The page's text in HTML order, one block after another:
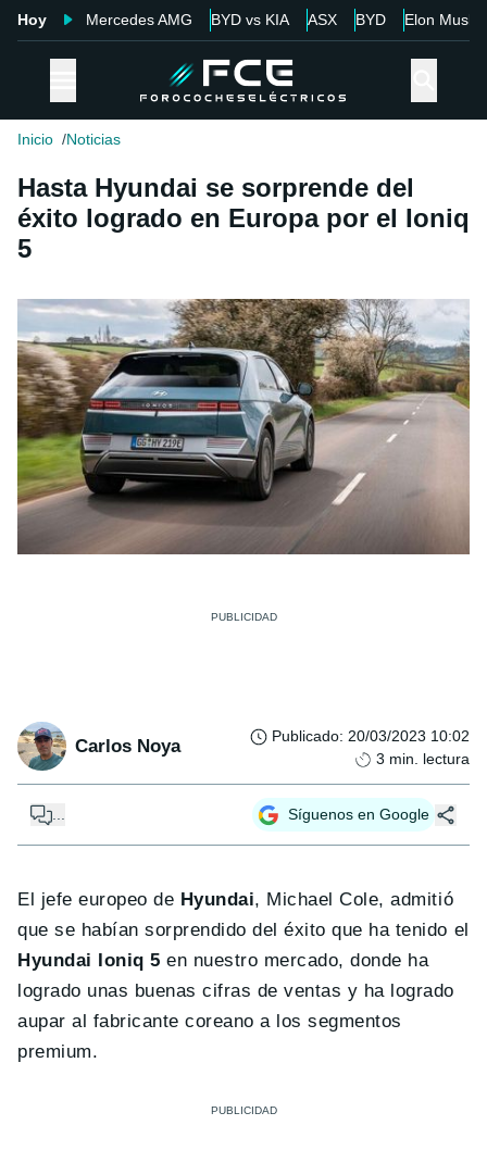
Hoy Mercedes AMG BYD vs KIA ASX BYD Elon Musk
Inicio Noticias
Hasta Hyundai se sorprende del
éxito logrado en Europa por el Ioniq
5
Carlos Noya Publicado: 20/03/2023 10:02
3 min. lectura
Síguenos en Google
El jefe europeo de Hyundai, Michael Cole, admitió
que se habían sorprendido del éxito que ha tenido el
Hyundai Ioniq 5 en nuestro mercado, donde ha
logrado unas buenas cifras de ventas y ha logrado
aupar al fabricante coreano a los segmentos
premium.